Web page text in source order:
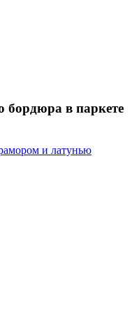
бордюра в паркете